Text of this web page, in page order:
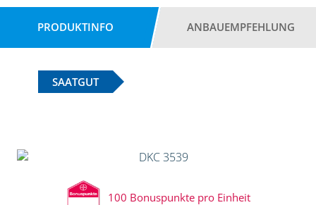
PRODUKTINFO ANBAUEMPFEHLUNG
SAATGUT
100 Bonuspunkte pro Einheit